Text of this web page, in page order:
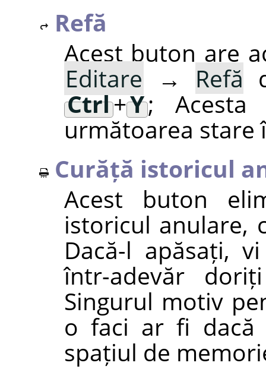
Refă
Acest buton are
Editare → Refă
Ctrl+Y; Acesta
următoarea stare
Curăță istoricul
Acest buton
istoricul anulare,
Dacă-l apăsați,
într-adevăr
Singurul motiv
o faci ar fi dacă
spațiul de